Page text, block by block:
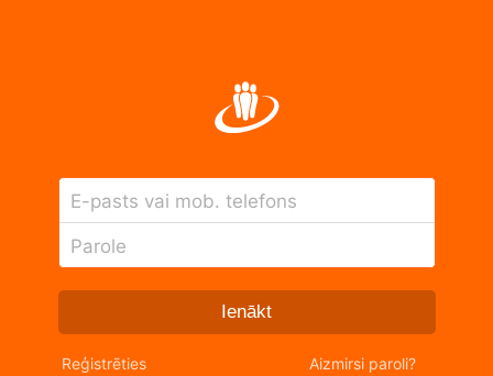
E-pasts vai mob. telefons
Parole
Ienākt
Reģistrēties Aizmirsi paroli?